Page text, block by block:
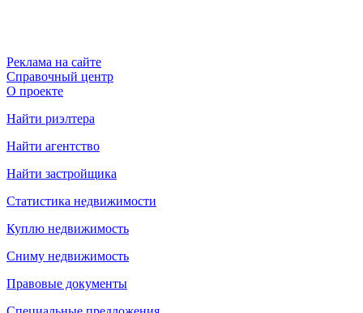
Реклама на сайте
Справочный центр
О проекте
Найти риэлтера
Найти агентство
Найти застройщика
Статистика недвижимости
Куплю недвижимость
Сниму недвижимость
Правовые документы